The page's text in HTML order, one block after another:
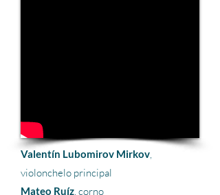
Valentín Lubomirov Mirkov,
violonchelo principal
Mateo Ruíz, corno